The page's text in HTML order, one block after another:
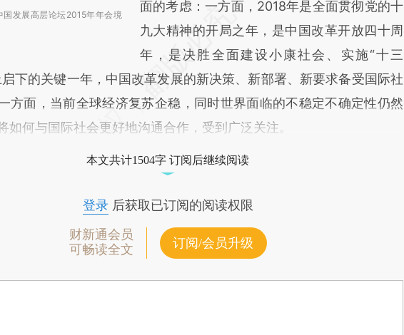
国发展高层论坛2015年年会境
面的考虑：一方面，2018年是全面贯彻党的十
九大精神的开局之年，是中国改革开放四十周
年，是决胜全面建设小康社会、实施“十三
启下的关键一年，中国改革发展的新决策、新部署、新要求备受国际社
方面，当前全球经济复苏企稳，同时世界面临的不稳定不确定性仍然
如何与国际社会更好地沟通合作，受到广泛关注。
本文共计1504字 订阅后继续阅读
登录后获取已订阅的阅读权限
财新通会员
可畅读全文
订阅/会员升级